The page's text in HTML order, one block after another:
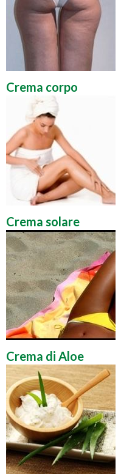
Crema corpo
Crema solare
Crema di Aloe